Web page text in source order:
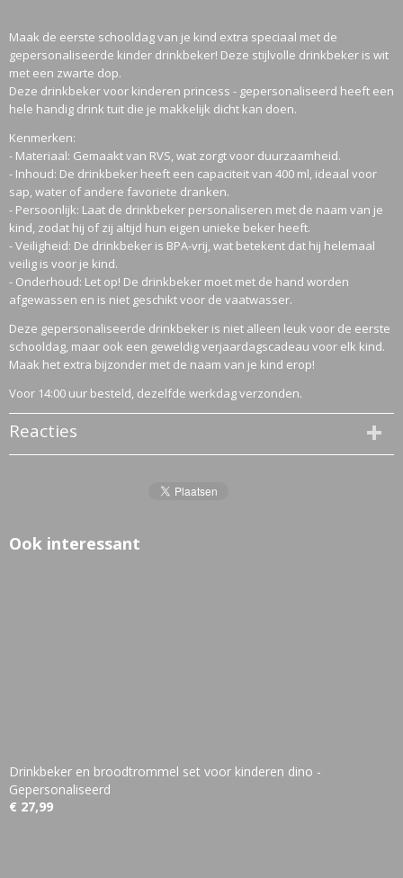
Maak de eerste schooldag van je kind extra speciaal met de
gepersonaliseerde kinder drinkbeker! Deze stijlvolle drinkbeker is wit
met een zwarte dop.
Deze drinkbeker voor kinderen princess - gepersonaliseerd heeft een
hele handig drink tuit die je makkelijk dicht kan doen.
Kenmerken:
- Materiaal: Gemaakt van RVS, wat zorgt voor duurzaamheid.
- Inhoud: De drinkbeker heeft een capaciteit van 400 ml, ideaal voor
sap, water of andere favoriete dranken.
- Persoonlijk: Laat de drinkbeker personaliseren met de naam van je
kind, zodat hij of zij altijd hun eigen unieke beker heeft.
- Veiligheid: De drinkbeker is BPA-vrij, wat betekent dat hij helemaal
veilig is voor je kind.
- Onderhoud: Let op! De drinkbeker moet met de hand worden
afgewassen en is niet geschikt voor de vaatwasser.
Deze gepersonaliseerde drinkbeker is niet alleen leuk voor de eerste
schooldag, maar ook een geweldig verjaardagscadeau voor elk kind.
Maak het extra bijzonder met de naam van je kind erop!
Voor 14:00 uur besteld, dezelfde werkdag verzonden.
Reacties
Ook interessant
Drinkbeker en broodtrommel set voor kinderen dino -
Gepersonaliseerd
€ 27,99